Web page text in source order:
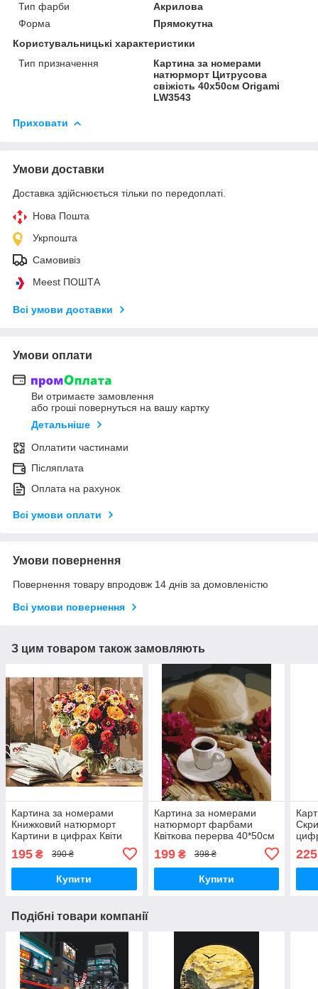
Тип фарби
Акрилова
Форма
Прямокутна
Користувальницькі характеристики
Тип призначення
Картина за номерами
натюрморт Цитрусова
свіжість 40х50см Origami
LW3543
Приховати
Умови доставки
Доставка здійснюється тільки по передоплаті.
Нова Пошта
Укрпошта
Самовивіз
Meest ПОШТА
Всі умови доставки
Умови оплати
Ви отримаєте замовлення
або гроші повернуться на вашу картку
Детальніше
Оплатити частинами
Післяплата
Оплата на рахунок
Всі умови оплати
Умови повернення
Повернення товару впродовж 14 днів за домовленістю
Всі умови повернення
З цим товаром також замовляють
Картина за номерами
Книжковий натюрморт
Картини в цифрах Квіти
Brushme BS52766
195 ₴ 390 ₴
Купити
Картина за номерами
натюрморт фарбами
Квіткова перерва 40*50см
живопису Розпис на
полотні
199₴ 398 ₴
Купити
225
Подібні товари компанії